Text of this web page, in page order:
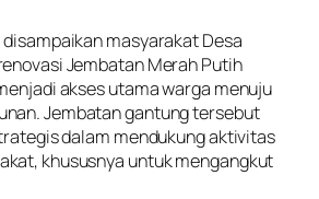
masyarakat Desa
Jembatan Merah Putih
akses utama warga menuju
Jembatan gantung tersebut
dalam mendukung aktivitas
khususnya untuk mengangkut